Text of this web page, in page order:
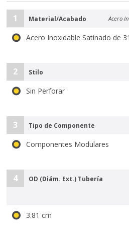
1 Material/Acabado Acero
Acero Inoxidable Satinado de
2 Stilo
Sin Perforar
3 Tipo de Componente
Componentes Modulares
4 OD (Diám. Ext.) Tubería
3.81 cm